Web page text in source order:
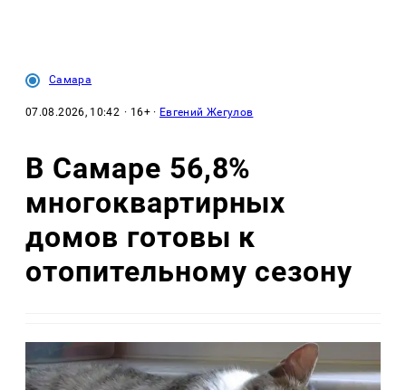
Самара
07.08.2026, 10:42 · 16+ · Евгений Жегулов
В Самаре 56,8%
многоквартирных
домов готовы к
отопительному сезону